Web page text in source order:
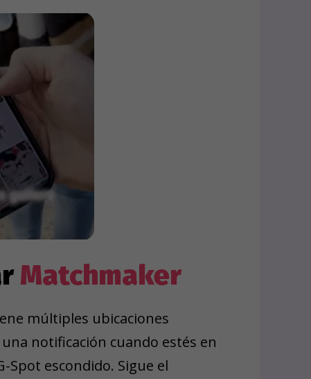
Matchmaker
múltiples ubicaciones
notificación cuando estés en
Spot escondido. Sigue el